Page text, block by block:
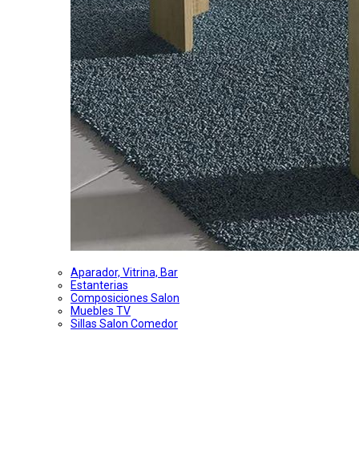
Aparador, Vitrina, Bar
Estanterias
Composiciones Salon
Muebles TV
Sillas Salon Comedor